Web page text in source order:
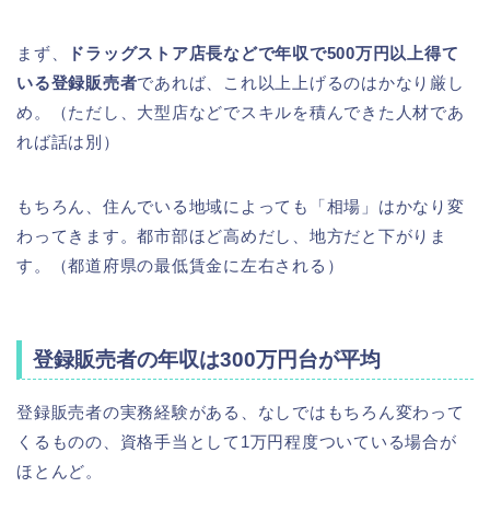
まず、
ドラッグストア店長などで年収で500万円以上得て
いる登録販売者であれば、これ以上上げるのはかなり厳し
め。（ただし、大型店などでスキルを積んできた人材であ
れば話は別）
もちろん、住んでいる地域によっても「相場」はかなり変
わってきます。都市部ほど高めだし、地方だと下がりま
す。（都道府県の最低賃金に左右される）
登録販売者の年収は300万円台が平均
登録販売者の実務経験がある、なしではもちろん変わって
くるものの、資格手当として1万円程度ついている場合が
ほとんど。